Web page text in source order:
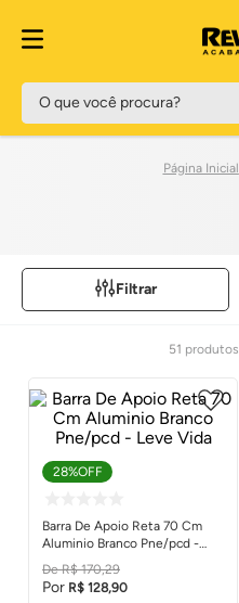
O que você procura?
Filtrar
51 produtos
28%OFF
Barra De Apoio Reta 70 Cm
Aluminio Branco Pne/pcd -
Leve Vida
R$ 170,29
R$ 128,90